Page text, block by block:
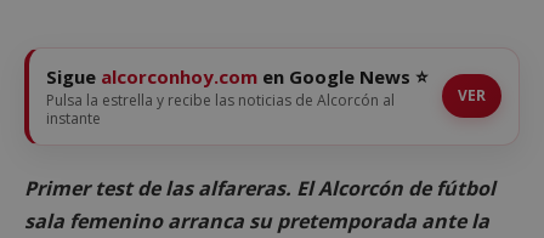
Sigue alcorconhoy.com en Google News ⭐
Pulsa la estrella y recibe las noticias de Alcorcón al
instante
VER
Primer test de las alfareras. El Alcorcón de fútbol
sala femenino arranca su pretemporada ante la